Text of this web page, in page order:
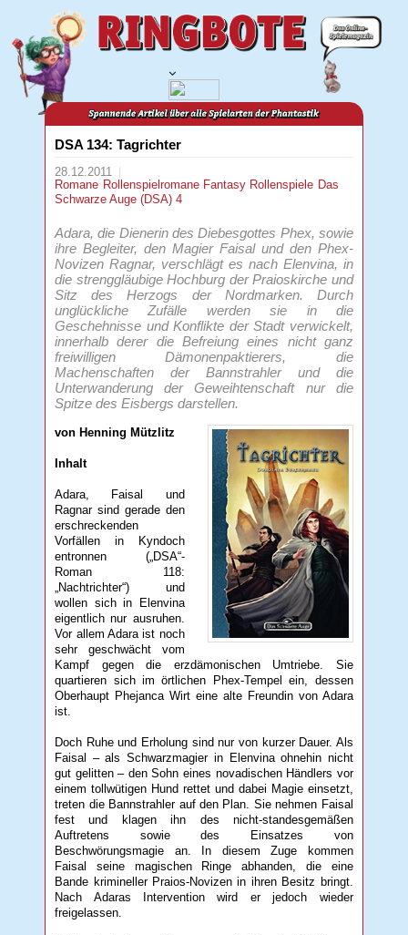
DSA 134: Tagrichter
28.12.2011
Romane Rollenspielromane Fantasy Rollenspiele Das
Schwarze Auge (DSA) 4
Adara, die Dienerin des Diebesgottes Phex, sowie
ihre Begleiter, den Magier Faisal und den Phex-
Novizen Ragnar, verschlägt es nach Elenvina, in
die strenggläubige Hochburg der Praioskirche und
Sitz des Herzogs der Nordmarken. Durch
unglückliche Zufälle werden sie in die
Geschehnisse und Konflikte der Stadt verwickelt,
innerhalb derer die Befreiung eines nicht ganz
freiwilligen Dämonenpaktierers, die
Machenschaften der Bannstrahler und die
Unterwanderung der Geweihtenschaft nur die
Spitze des Eisbergs darstellen.
von Henning Mützlitz
Inhalt
Adara, Faisal und
Ragnar sind gerade den
erschreckenden
Vorfällen in Kyndoch
entronnen („DSA“-
Roman 118:
„Nachtrichter“) und
wollen sich in Elenvina
eigentlich nur ausruhen.
Vor allem Adara ist noch
sehr geschwächt vom
Kampf gegen die erzdämonischen Umtriebe. Sie
quartieren sich im örtlichen Phex-Tempel ein, dessen
Oberhaupt Phejanca Wirt eine alte Freundin von Adara
ist.
Doch Ruhe und Erholung sind nur von kurzer Dauer. Als
Faisal – als Schwarzmagier in Elenvina ohnehin nicht
gut gelitten – den Sohn eines novadischen Händlers vor
einem tollwütigen Hund rettet und dabei Magie einsetzt,
treten die Bannstrahler auf den Plan. Sie nehmen Faisal
fest und klagen ihn des nicht-standesgemäßen
Auftretens sowie des Einsatzes von
Beschwörungsmagie an. In diesem Zuge kommen
Faisal seine magischen Ringe abhanden, die eine
Bande krimineller Praios-Novizen in ihren Besitz bringt.
Nach Adaras Intervention wird er jedoch wieder
freigelassen.